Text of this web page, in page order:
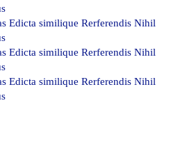
Edicta similique Rerferendis Nihil
Edicta similique Rerferendis Nihil
Edicta similique Rerferendis Nihil